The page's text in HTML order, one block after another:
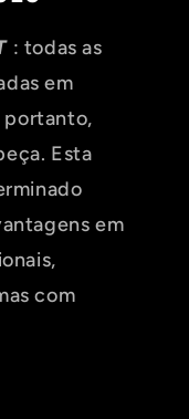
: todas as
em
portanto,
Esta
em
com